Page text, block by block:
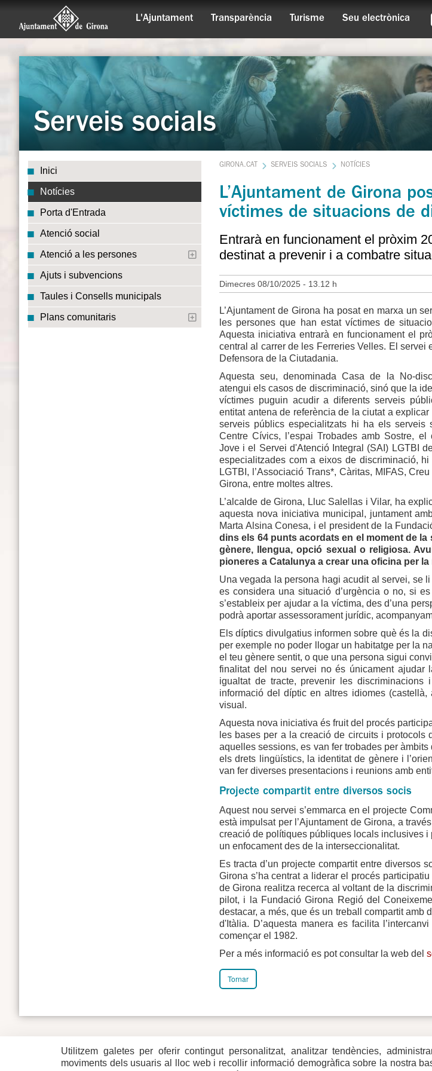
L'Ajuntament Transparència Turisme Seu electrònica
Serveis socials
Inici
Notícies
Porta d'Entrada
Atenció social
Atenció a les persones
Ajuts i subvencions
Taules i Consells municipals
Plans comunitaris
GIRONA.CAT SERVEIS SOCIALS NOTÍCIES
L’Ajuntament de Girona
víctimes de situacions de
Entrarà en funcionament el pròxim
destinat a prevenir i a combatre
Dimecres 08/10/2025 - 13.12 h
L’Ajuntament de Girona ha posat en marxa un
les persones que han estat víctimes de
Aquesta iniciativa entrarà en funcionament el
central al carrer de les Ferreries Velles. El servei
Defensora de la Ciutadania.
Aquesta seu, denominada Casa de la No-
atengui els casos de discriminació, sinó que la
víctimes puguin acudir a diferents serveis
entitat antena de referència de la ciutat a
serveis públics especialitzats hi ha els serveis
Centre Cívics, l’espai Trobades amb Sostre,
Jove i el Servei d'Atenció Integral (SAI) LGTBI
especialitzades com a eixos de discriminació,
LGTBI, l’Associació Trans*, Càritas, MIFAS,
Girona, entre moltes altres.
L’alcalde de Girona, Lluc Salellas i Vilar, ha
aquesta nova iniciativa municipal, juntament
Marta Alsina Conesa, i el president de la
dins els 64 punts acordats en el moment de
gènere, llengua, opció sexual o religiosa.
pioneres a Catalunya a crear una oficina per
Una vegada la persona hagi acudit al servei, se
es considera una situació d’urgència o no, si
s’estableix per ajudar a la víctima, des d’una
podrà aportar assessorament jurídic,
Els díptics divulgatius informen sobre què és la
per exemple no poder llogar un habitatge per la
el teu gènere sentit, o que una persona sigui
finalitat del nou servei no és únicament ajudar
igualtat de tracte, prevenir les
informació del díptic en altres idiomes
visual.
Aquesta nova iniciativa és fruit del procés
les bases per a la creació de circuits i protocols
aquelles sessions, es van fer trobades per
els drets lingüístics, la identitat de gènere i
van fer diverses presentacions i reunions amb
Projecte compartit entre diversos socis
Aquest nou servei s’emmarca en el projecte
està impulsat per l’Ajuntament de Girona, a
creació de polítiques públiques locals inclusives
un enfocament des de la interseccionalitat.
Es tracta d’un projecte compartit entre diversos
Girona s’ha centrat a liderar el procés
de Girona realitza recerca al voltant de la
pilot, i la Fundació Girona Regió del
destacar, a més, que és un treball compartit
d'Itàlia. D’aquesta manera es facilita
començar el 1982.
Per a més informació es pot consultar la web del
Tornar
Plaça del Vi, 1
17004 GIRONA
Tel. 972 419 010
Contacte
Mapa del web
Mapa de xarxes
Utilitzem galetes per oferir contingut personalitzat, analitzar tendències,
moviments dels usuaris al lloc web i recollir informació demogràfica sobre la nostra